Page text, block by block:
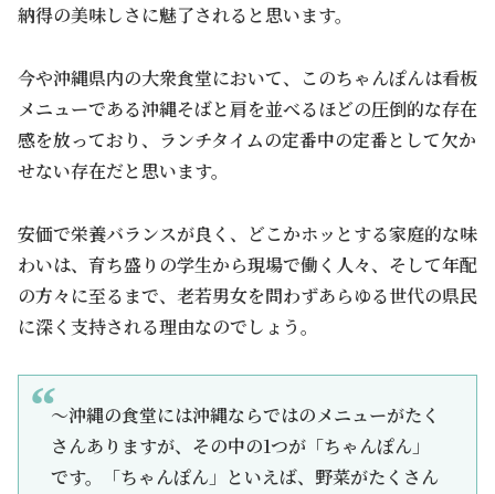
納得の美味しさに魅了されると思います。
今や沖縄県内の大衆食堂において、このちゃんぽんは看板
メニューである沖縄そばと肩を並べるほどの圧倒的な存在
感を放っており、ランチタイムの定番中の定番として欠か
せない存在だと思います。
安価で栄養バランスが良く、どこかホッとする家庭的な味
わいは、育ち盛りの学生から現場で働く人々、そして年配
の方々に至るまで、老若男女を問わずあらゆる世代の県民
に深く支持される理由なのでしょう。
～沖縄の食堂には沖縄ならではのメニューがたく
さんありますが、その中の1つが「ちゃんぽん」
です。「ちゃんぽん」といえば、野菜がたくさん